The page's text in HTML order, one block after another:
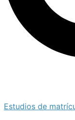
Estudios de